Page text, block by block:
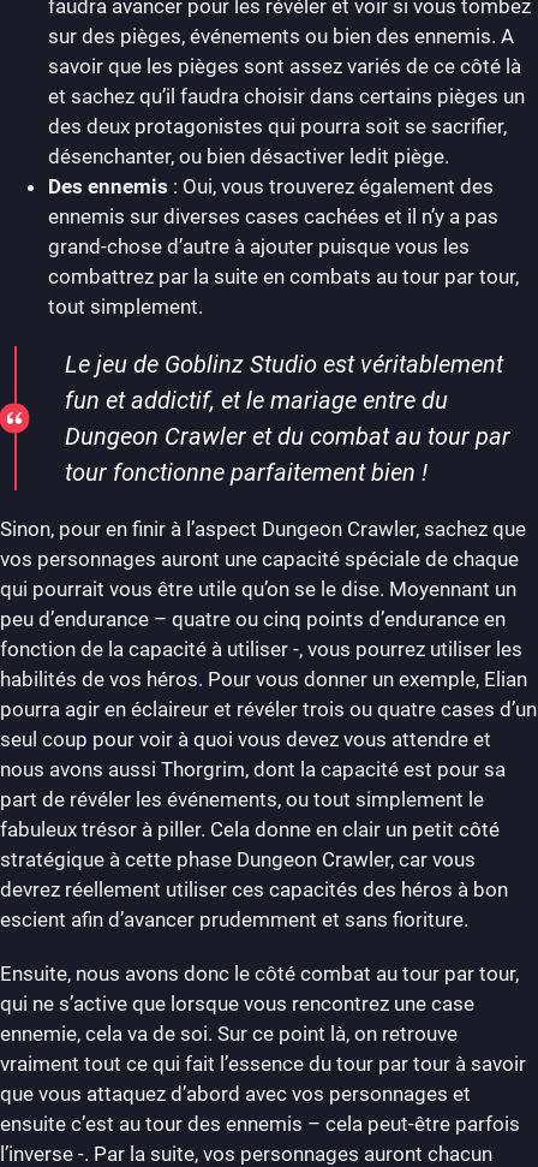
faudra avancer pour les révéler et voir si vous tombez
sur des pièges, événements ou bien des ennemis. A
savoir que les pièges sont assez variés de ce côté là
et sachez qu’il faudra choisir dans certains pièges un
des deux protagonistes qui pourra soit se sacrifier,
désenchanter, ou bien désactiver ledit piège.
Des ennemis : Oui, vous trouverez également des
ennemis sur diverses cases cachées et il n’y a pas
grand-chose d’autre à ajouter puisque vous les
combattrez par la suite en combats au tour par tour,
tout simplement.
Le jeu de Goblinz Studio est véritablement
fun et addictif, et le mariage entre du
Dungeon Crawler et du combat au tour par
tour fonctionne parfaitement bien !
Sinon, pour en finir à l’aspect Dungeon Crawler, sachez que
vos personnages auront une capacité spéciale de chaque
qui pourrait vous être utile qu’on se le dise. Moyennant un
peu d’endurance – quatre ou cinq points d’endurance en
fonction de la capacité à utiliser -, vous pourrez utiliser les
habilités de vos héros. Pour vous donner un exemple, Elian
pourra agir en éclaireur et révéler trois ou quatre cases d’un
seul coup pour voir à quoi vous devez vous attendre et
nous avons aussi Thorgrim, dont la capacité est pour sa
part de révéler les événements, ou tout simplement le
fabuleux trésor à piller. Cela donne en clair un petit côté
stratégique à cette phase Dungeon Crawler, car vous
devrez réellement utiliser ces capacités des héros à bon
escient afin d’avancer prudemment et sans fioriture.
Ensuite, nous avons donc le côté combat au tour par tour,
qui ne s’active que lorsque vous rencontrez une case
ennemie, cela va de soi. Sur ce point là, on retrouve
vraiment tout ce qui fait l’essence du tour par tour à savoir
que vous attaquez d’abord avec vos personnages et
ensuite c’est au tour des ennemis – cela peut-être parfois
l’inverse -. Par la suite, vos personnages auront chacun